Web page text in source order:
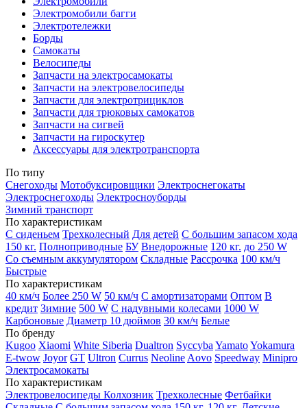
Электромобили багги
Электротележки
Борды
Самокаты
Велосипеды
Запчасти на электросамокаты
Запчасти на электровелосипеды
Запчасти для электротрициклов
Запчасти для трюковых самокатов
Запчасти на сигвей
Запчасти на гироскутер
Аксессуары для электротранспорта
По типу
Снегоходы Мотобуксировщики Электроснегокаты
Электроснегоходы Электросноуборды
Зимний транспорт
По характеристикам
С сиденьем Трехколесный Для детей С большим запасом хода
150 кг. Полноприводные БУ Внедорожные 120 кг. до 250 W
Со съемным аккумулятором Складные Рассрочка 100 км/ч
Быстрые
По характеристикам
40 км/ч Более 250 W 50 км/ч С амортизаторами Оптом В
кредит Зимние 500 W С надувными колесами 1000 W
Карбоновые Диаметр 10 дюймов 30 км/ч Белые
По бренду
Kugoo Xiaomi White Siberia Dualtron Syccyba YamatoYokamura
E-twow Joyor GT Ultron Currus Neoline Aovo Speedway Minipro
Электросамокаты
По характеристикам
Электровелосипеды Колхозник Трехколесные Фетбайки